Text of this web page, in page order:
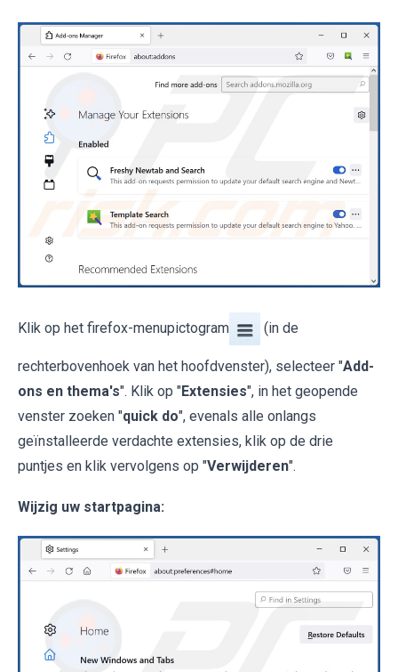
Klik op het firefox-menupictogram (in de
rechterbovenhoek van het hoofdvenster), selecteer "Add-
ons en thema's". Klik op "Extensies", in het geopende
venster zoeken "quick do", evenals alle onlangs
geïnstalleerde verdachte extensies, klik op de drie
puntjes en klik vervolgens op "Verwijderen".
Wijzig uw startpagina: